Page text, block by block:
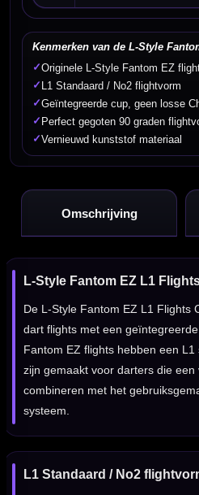
Kenmerken van de L-Style
✓Originele L-Style Fantom EZ
✓ L1 Standaard / No2 flightvorm
✓Geïntegreerde cup, geen losse
✓ Perfect gegoten 90 graden
✓Vernieuwd kunststof materiaal
Omschrijving
L-Style Fantom EZ L1
De L-Style Fantom EZ L1 Flights
dart flights met een
Fantom EZ flights hebben een
zijn gemaakt voor darters die
combineren met het
systeem.
L1 Standaard / No2